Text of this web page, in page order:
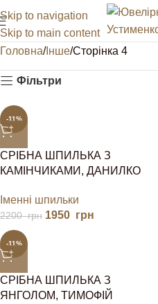
Skip to navigation
Skip to main content
Головна Інше Сторінка 4
Фільтри
-11%
СРІБНА ШПИЛЬКА З
КАМІНЧИКАМИ, ДАНИЛКО
Іменні шпильки
2200грн 1950 грн
-11%
СРІБНА ШПИЛЬКА З
ЯНГОЛОМ, ТИМОФІЙ